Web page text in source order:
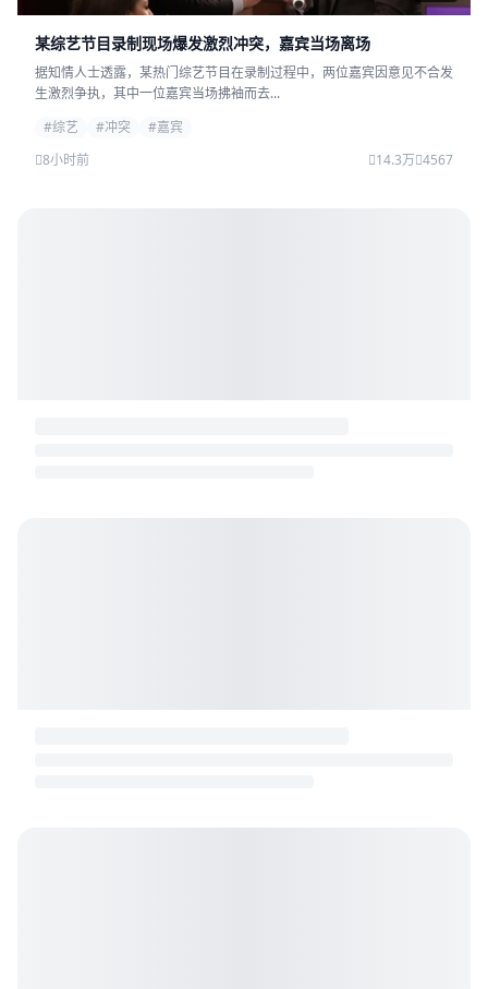
某综艺节目录制现场爆发激烈冲突，嘉宾当场离场
据知情人士透露，某热门综艺节目在录制过程中，两位嘉宾因意见不合发
生激烈争执，其中一位嘉宾当场拂袖而去...
#综艺
#冲突
#嘉宾
8小时前
14.3万 4567